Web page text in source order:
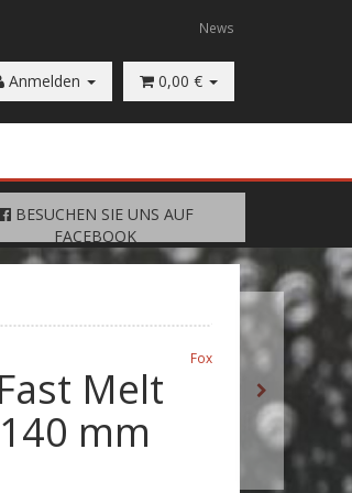
News
Anmelden 0,00 €
BESUCHEN SIE UNS AUF
FACEBOOK
BESUCHEN SIE UNS AUF
FACEBOOK
Fox
Melt
mm